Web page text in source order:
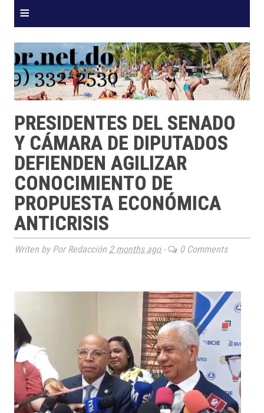
≡
PRESIDENTES DEL SENADO
Y CÁMARA DE DIPUTADOS
DEFIENDEN AGILIZAR
CONOCIMIENTO DE
PROPUESTA ECONÓMICA
ANTICRISIS
Writen by Por Redacción 2 months ago- 0 Comments